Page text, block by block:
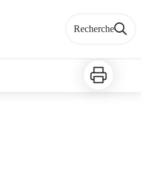
Recherche
Imprimer